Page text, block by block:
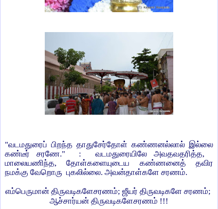
"வடமதுரைப் பிறந்த தாதுசேர்தோள் கண்ணனல்லால் இல்லை
கண்டீர் சரணே." : வடமதுரையிலே அவதவதரித்த,
மாலையணிந்த, தோள்களையுடைய கண்ணனைத் தவிர
நமக்கு வேறொரு புகலில்லை. அவன்தாள்களே சரணம்.
எம்பெருமான் திருவடிகளேசரணம்; ஜீயர் திருவடிகளே சரணம்;
ஆச்சார்யன் திருவடிகளேசரணம் !!!